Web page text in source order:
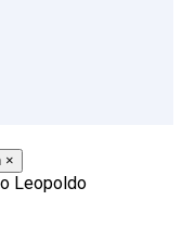
×
Leopoldo